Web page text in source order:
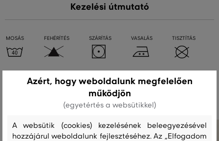
Kezelési útmutató
MOSÁS FEHÉRÍTÉS SZÁRÍTÁS VASALÁS TISZTÍTÁS
Ajánlott termékek
Azért, hogy weboldalunk megfelelően
működjön
(egyetértés a websütikkel)
A websütik (cookies) kezelésének beleegyezésével
hozzájárul weboldalunk fejlesztéséhez. Az „Elfogadom